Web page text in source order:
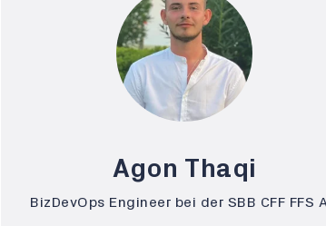
Agon Thaqi
BizDevOps Engineer bei der SBB CFF FFS